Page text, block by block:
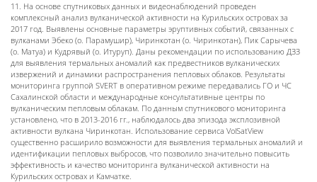
11. На основе спутниковых данных и видеонаблюдений проведен
комплексный анализ вулканической активности на Курильских островах за
2017 год. Выявлены основные параметры эруптивных событий, связанных с
вулканами Эбеко (о. Парамушир), Чиринкотан (о. Чиринкотан), Пик Сарычева
(о. Матуа) и Кудрявый (о. Итуруп). Даны рекомендации по использованию ДЗЗ
для выявления термальных аномалий как предвестников вулканических
извержений и динамики распространения пепловых облаков. Результаты
мониторинга группой SVERT в оперативном режиме передавались ГО и ЧС
Сахалинской области и международные консультативные центры по
вулканическим пепловым облакам. По данным спутникового мониторинга
установлено, что в 2013-2016 гг., наблюдалось два эпизода эксплозивной
активности вулкана Чиринкотан. Использование сервиса VolSatView
существенно расширило возможности для выявления термальных аномалий и
идентификации пепловых выбросов, что позволило значительно повысить
эффективность и качество мониторинга вулканической активности на
Курильских островах и Камчатке.